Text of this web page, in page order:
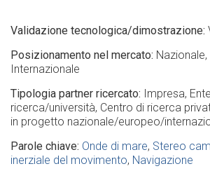
Validazione tecnologica/dimostrazione
Posizionamento nel mercato Nazionale
Internazionale
Tipologia partner ricercato
Impresa
ricerca/università Centro di ricerca
in progetto nazionale/europeo/
Parole chiave Onde di mare Stereo
inerziale del movimento Navigazione